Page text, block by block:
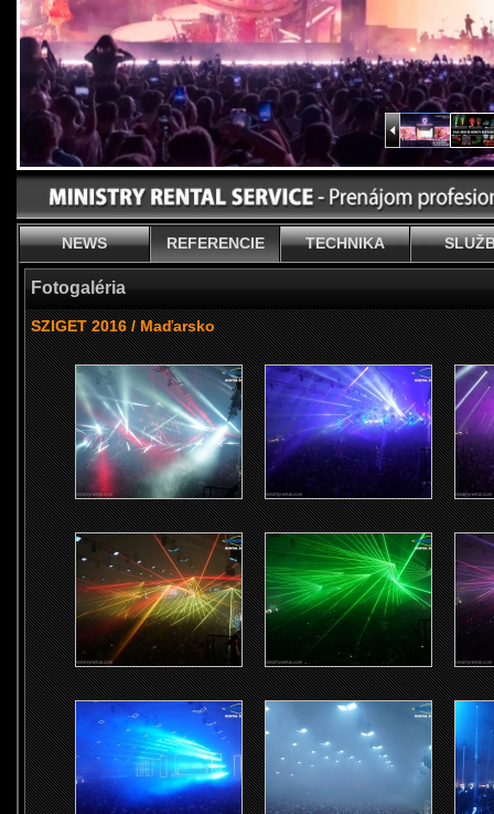
NEWS REFERENCIE TECHNIKA
Fotogaléria
SZIGET 2016 / Maďarsko